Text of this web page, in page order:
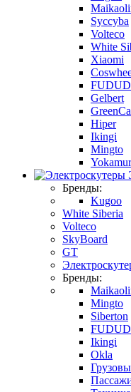
Syccyba
Volteco
White
Xiaomi
Gelbert
Hiper
Ikingi
Mingto
Бренды:
Kugoo
White Siberia
Volteco
SkyBoard
GT
Бренды:
Mingto
Siberton
Ikingi
Okla